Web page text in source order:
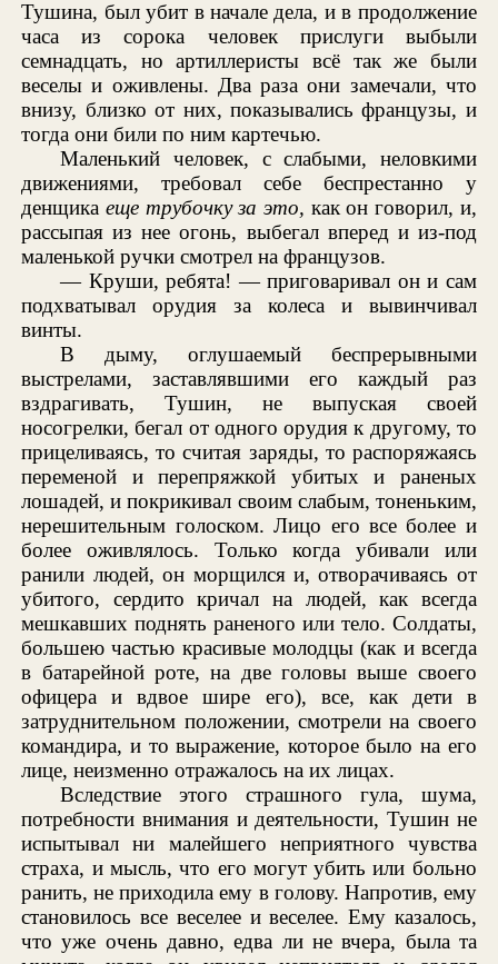
Тушина, был убит в начале дела, и в продолжение
часа из сорока человек прислуги выбыли
семнадцать, но артиллеристы всё так же были
веселы и оживлены. Два раза они замечали, что
внизу, близко от них, показывались французы, и
тогда они били по ним картечью.
Маленький человек, с слабыми, неловкими
движениями, требовал себе беспрестанно у
денщика еще трубочку за это, как он говорил, и,
рассыпая из нее огонь, выбегал вперед и из-под
маленькой ручки смотрел на французов.
— Круши, ребята! — приговаривал он и сам
подхватывал орудия за колеса и вывинчивал
винты.
В дыму, оглушаемый беспрерывными
выстрелами, заставлявшими его каждый раз
вздрагивать, Тушин, не выпуская своей
носогрелки, бегал от одного орудия к другому, то
прицеливаясь, то считая заряды, то распоряжаясь
переменой и перепряжкой убитых и раненых
лошадей, и покрикивал своим слабым, тоненьким,
нерешительным голоском. Лицо его все более и
более оживлялось. Только когда убивали или
ранили людей, он морщился и, отворачиваясь от
убитого, сердито кричал на людей, как всегда
мешкавших поднять раненого или тело. Солдаты,
большею частью красивые молодцы (как и всегда
в батарейной роте, на две головы выше своего
офицера и вдвое шире его), все, как дети в
затруднительном положении, смотрели на своего
командира, и то выражение, которое было на его
лице, неизменно отражалось на их лицах.
Вследствие этого страшного гула, шума,
потребности внимания и деятельности, Тушин не
испытывал ни малейшего неприятного чувства
страха, и мысль, что его могут убить или больно
ранить, не приходила ему в голову. Напротив, ему
становилось все веселее и веселее. Ему казалось,
что уже очень давно, едва ли не вчера, была та